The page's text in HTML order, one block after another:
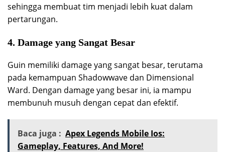
sehingga membuat tim menjadi lebih kuat dalam
pertarungan.
4. Damage yang Sangat Besar
Guin memiliki damage yang sangat besar, terutama
pada kemampuan Shadowwave dan Dimensional
Ward. Dengan damage yang besar ini, ia mampu
membunuh musuh dengan cepat dan efektif.
Baca juga : Apex Legends Mobile Ios:
Gameplay, Features, And More!